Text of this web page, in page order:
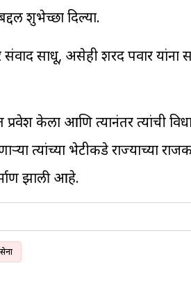
शुभेच्छा दिल्या.
संवाद साधू, असेही शरद पवार यांना
केला आणि त्यानंतर त्यांची
त्यांच्या भेटीकडे राज्याच्या
झाली आहे.